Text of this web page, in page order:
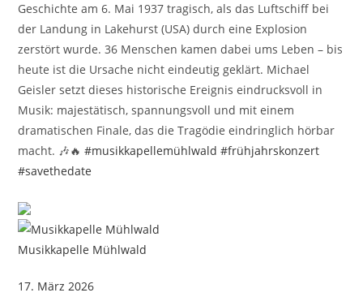
Geschichte am 6. Mai 1937 tragisch, als das Luftschiff bei
der Landung in Lakehurst (USA) durch eine Explosion
zerstört wurde. 36 Menschen kamen dabei ums Leben – bis
heute ist die Ursache nicht eindeutig geklärt. Michael
Geisler setzt dieses historische Ereignis eindrucksvoll in
Musik: majestätisch, spannungsvoll und mit einem
dramatischen Finale, das die Tragödie eindringlich hörbar
macht. 🎶🔥 #musikkapellemühlwald#frühjahrskonzert
#savethedate
Musikkapelle Mühlwald
17. März 2026